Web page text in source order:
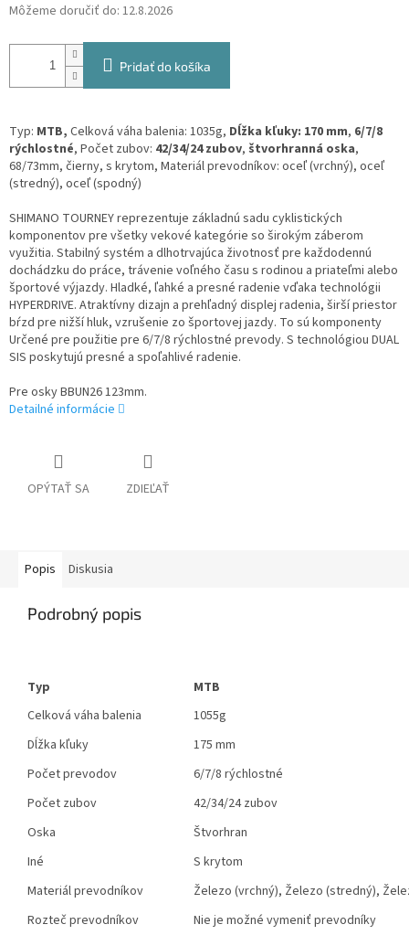
Môžeme doručiť do: 12.8.2026
Pridať do košíka
Typ: MTB, Celková váha balenia: 1035g, Dĺžka kľuky: 170 mm, 6/7/8
rýchlostné, Počet zubov: 42/34/24 zubov, štvorhranná oska,
68/73mm, čierny, s krytom, Materiál prevodníkov: oceľ (vrchný), oceľ
(stredný), oceľ (spodný)
SHIMANO TOURNEY reprezentuje základnú sadu cyklistických
komponentov pre všetky vekové kategórie so širokým záberom
využitia. Stabilný systém a dlhotrvajúca životnosť pre každodennú
dochádzku do práce, trávenie voľného času s rodinou a priateľmi alebo
športové výjazdy. Hladké, ľahké a presné radenie vďaka technológii
HYPERDRIVE. Atraktívny dizajn a prehľadný displej radenia, širší priestor
bŕzd pre nižší hluk, vzrušenie zo športovej jazdy. To sú komponenty
Určené pre použitie pre 6/7/8 rýchlostné prevody. S technológiou DUAL
SIS poskytujú presné a spoľahlivé radenie.
Pre osky BBUN26 123mm.
Detailné informácie
OPÝTAŤ SA ZDIEĽAŤ
Popis Diskusia
Podrobný popis
Typ
MTB
Celková váha balenia
1055g
Dĺžka kľuky
175 mm
Počet prevodov
6/7/8 rýchlostné
Počet zubov
42/34/24 zubov
Oska
Štvorhran
Iné
S krytom
Materiál prevodníkov
Železo (vrchný), Železo (stredný),
Rozteč prevodníkov
Nie je možné vymeniť prevodníky